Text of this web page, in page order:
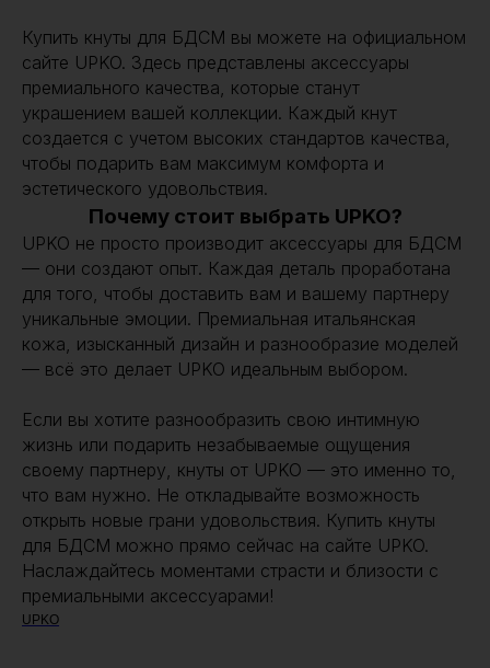
Купить кнуты для БДСМ вы можете на официальном
сайте UPKO. Здесь представлены аксессуары
премиального качества, которые станут
украшением вашей коллекции. Каждый кнут
создается с учетом высоких стандартов качества,
чтобы подарить вам максимум комфорта и
эстетического удовольствия.
Почему стоит выбрать UPKO?
UPKO не просто производит аксессуары для БДСМ
— они создают опыт. Каждая деталь проработана
для того, чтобы доставить вам и вашему партнеру
уникальные эмоции. Премиальная итальянская
кожа, изысканный дизайн и разнообразие моделей
— всё это делает UPKO идеальным выбором.
Если вы хотите разнообразить свою интимную
жизнь или подарить незабываемые ощущения
своему партнеру, кнуты от UPKO — это именно то,
что вам нужно. Не откладывайте возможность
открыть новые грани удовольствия. Купить кнуты
для БДСМ можно прямо сейчас на сайте UPKO.
Наслаждайтесь моментами страсти и близости с
премиальными аксессуарами!
UPKO